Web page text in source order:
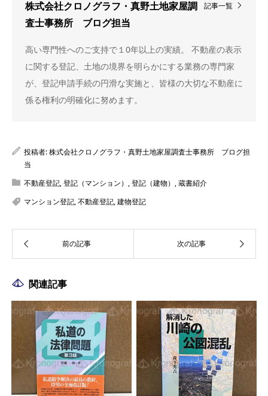
記事一覧
株式会社クロノグラフ・真野土地家屋調
査士事務所 ブログ担当
高い専門性へのご支持で１0年以上の実績。 不動産の表示
に関する登記、土地の境界を明らかにする業務の専門家
が、登記申請手続の円滑な実施と、皆様の大切な不動産に
係る権利の明確化に努めます。
投稿者:株式会社クロノグラフ・真野土地家屋調査士事務所 ブログ担
当
不動産登記,登記（マンション） ,登記（建物） ,蔵書紹介
マンション登記,不動産登記,建物登記
関連記事